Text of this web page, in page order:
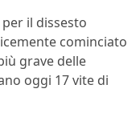
il dissesto
cominciato
grave delle
oggi 17 vite di